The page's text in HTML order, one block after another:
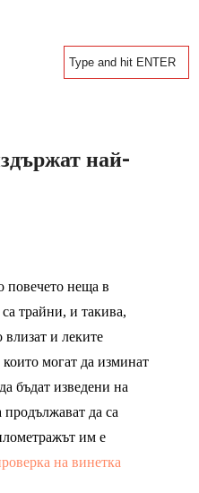
най-
неща в
трайни, и такива,
влизат и леките
могат да изминат
бъдат изведени на
да са
им е
на винетка